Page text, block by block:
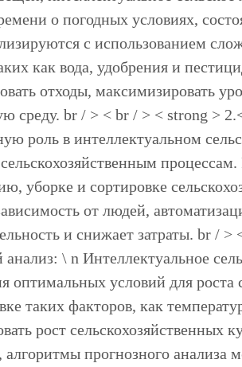
о погодных условиях,
с использованием
как вода, удобрения и
отходы, максимизировать
среду. br / > < br / > < strong >
роль в интеллектуальном
уборке и сортировке
от людей,
и снижает затраты. br /
\ n Интеллектуальное
оптимальных условий для роста
таких факторов, как
рост сельскохозяйственных
алгоритмы прогнозного анализа